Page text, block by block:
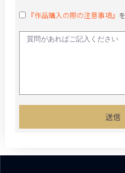
『作品購入の際の注意事項』
送信